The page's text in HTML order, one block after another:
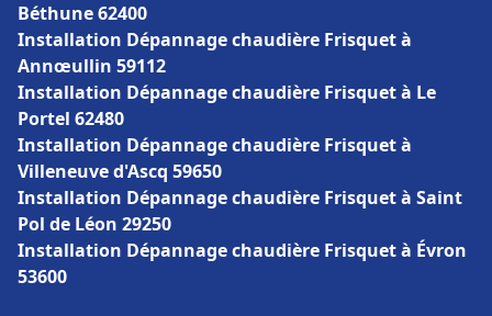
Béthune 62400
Installation Dépannage chaudière Frisquet à
Annœullin 59112
Installation Dépannage chaudière Frisquet à Le
Portel 62480
Installation Dépannage chaudière Frisquet à
Villeneuve d'Ascq 59650
Installation Dépannage chaudière Frisquet à Saint
Pol de Léon 29250
Installation Dépannage chaudière Frisquet à Évron
53600